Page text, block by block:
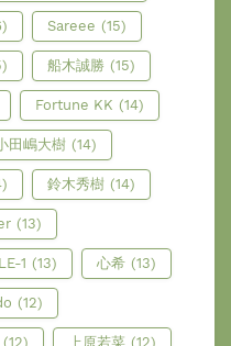
Sareee (15)
船木誠勝 (15)
Fortune KK (14)
田嶋大樹 (14)
鈴木秀樹 (14)
(13)
1 (13) 心希 (13)
(12)
(12) 上原若菜 (12)